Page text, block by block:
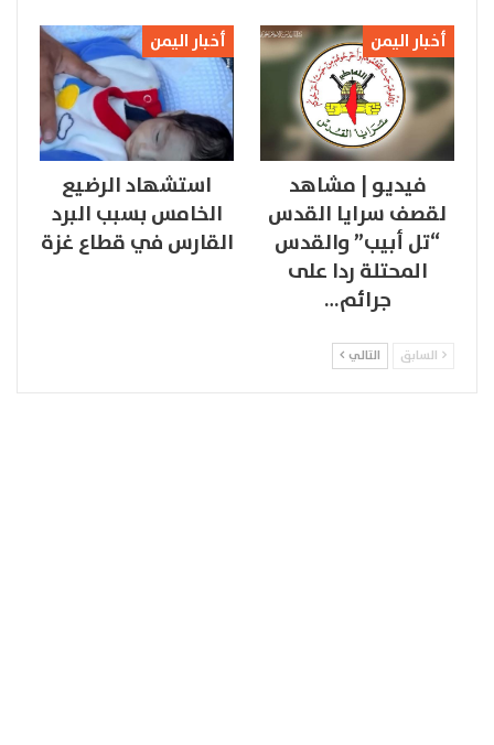
أخبار اليمن
فيديو | مشاهد
لقصف سرايا القدس
“تل أبيب” والقدس
المحتلة ردا على
جرائم…
أخبار اليمن
استشهاد الرضيع
الخامس بسبب البرد
القارس في قطاع غزة
السابق التالي